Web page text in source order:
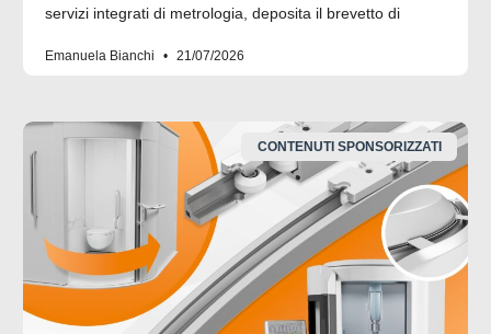
servizi integrati di metrologia, deposita il brevetto di
Emanuela Bianchi 21/07/2026
CONTENUTI SPONSORIZZATI